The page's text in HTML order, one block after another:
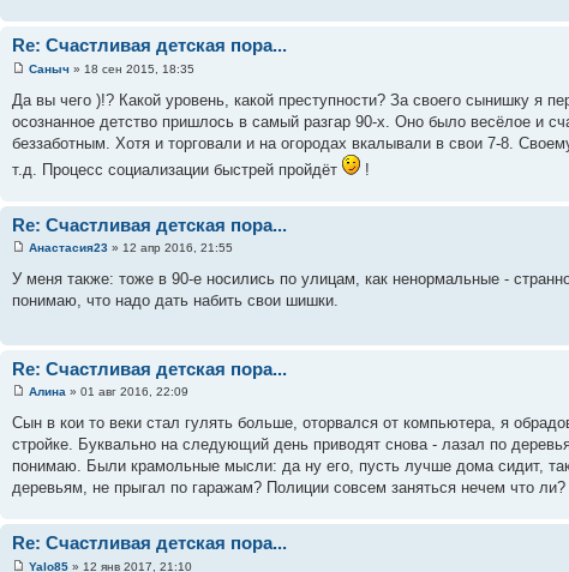
Re: Счастливая детская пора...
Саныч » 18 сен 2015, 18:35
Да вы чего )!? Какой уровень, какой преступности? За своего сынишку я
осознанное детство пришлось в самый разгар 90-х. Оно было весёлое и
беззаботным. Хотя и торговали и на огородах вкалывали в свои 7-8.
т.д. Процесс социализации быстрей пройдёт
!
Re: Счастливая детская пора...
Анастасия23 » 12 апр 2016, 21:55
У меня также: тоже в 90-е носились по улицам, как ненормальные -
понимаю, что надо дать набить свои шишки.
Re: Счастливая детская пора...
Алина » 01 авг 2016, 22:09
Сын в кои то веки стал гулять больше, оторвался от компьютера, я
стройке. Буквально на следующий день приводят снова - лазал по
понимаю. Были крамольные мысли: да ну его, пусть лучше дома сидит,
деревьям, не прыгал по гаражам? Полиции совсем заняться нечем что
Re: Счастливая детская пора...
Yalo85 » 12 янв 2017, 21:10